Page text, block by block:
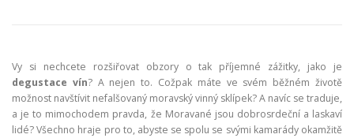
Vy si nechcete rozšiřovat obzory o tak příjemné zážitky, jako je
degustace vín? A nejen to. Cožpak máte ve svém běžném životě
možnost navštívit nefalšovaný moravský vinný sklípek? A navíc se traduje,
a je to mimochodem pravda, že Moravané jsou dobrosrdeční a laskaví
lidé? Všechno hraje pro to, abyste se spolu se svými kamarády okamžitě